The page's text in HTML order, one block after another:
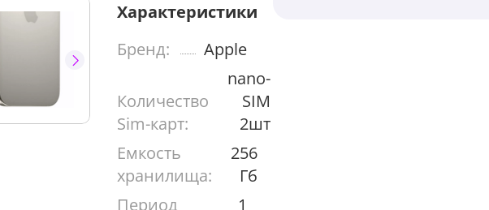
Характеристики
Бренд:
Apple
Количество
Sim-карт:
nano-
SIM
2шт
Емкость
хранилища:
256
Гб
Период
1